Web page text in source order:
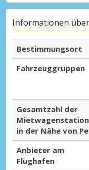
Informationen
Bestimmungsort
Fahrzeuggruppen
Gesamtzahl der
in der Nähe von
Anbieter am
Flughafen